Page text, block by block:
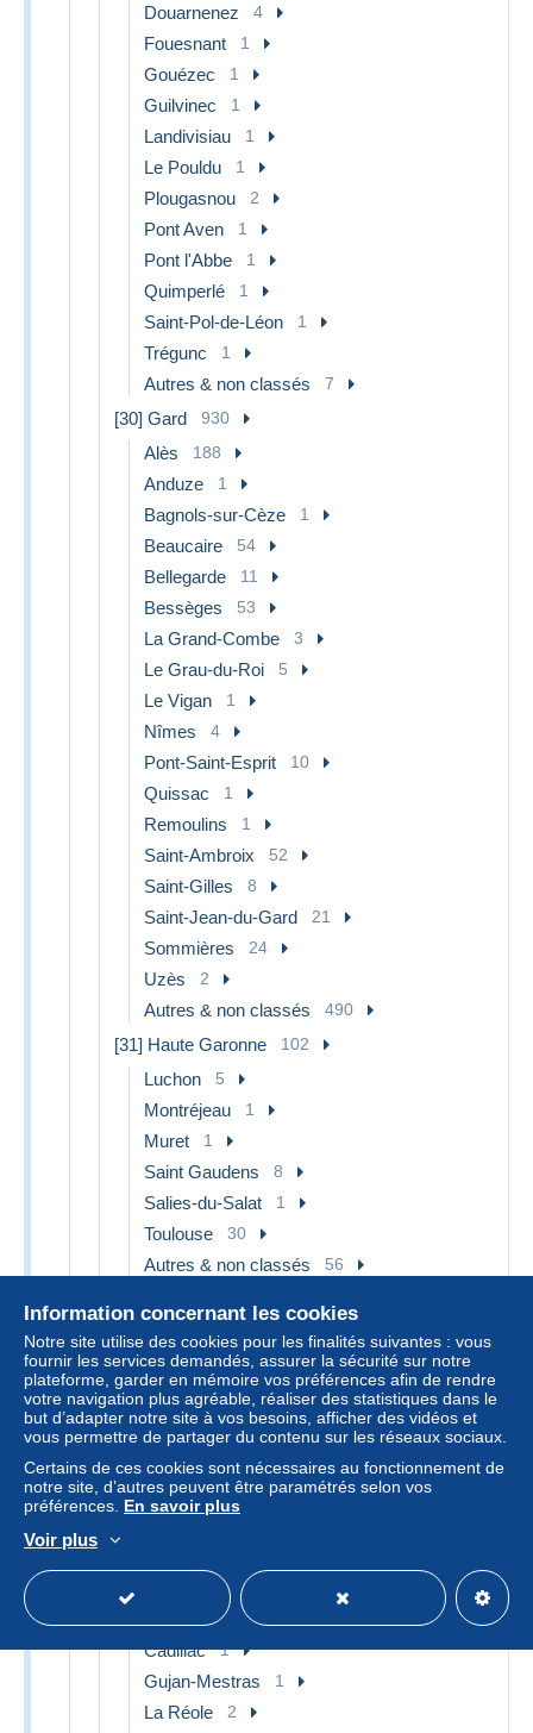
Douarnenez 4
Fouesnant 1
Gouézec 1
Guilvinec 1
Landivisiau 1
Le Pouldu 1
Plougasnou 2
Pont Aven 1
Pont l'Abbe 1
Quimperlé 1
Saint-Pol-de-Léon 1
Trégunc 1
Autres & non classés 7
[30] Gard 930
Alès 188
Anduze 1
Bagnols-sur-Cèze 1
Beaucaire 54
Bellegarde 11
Bessèges 53
La Grand-Combe 3
Le Grau-du-Roi 5
Le Vigan 1
Nîmes 4
Pont-Saint-Esprit 10
Quissac 1
Remoulins 1
Saint-Ambroix 52
Saint-Gilles 8
Saint-Jean-du-Gard 21
Sommières 24
Uzès 2
Autres & non classés 490
[31] Haute Garonne 102
Luchon 5
Montréjeau 1
Muret 1
Saint Gaudens 8
Salies-du-Salat 1
Toulouse 30
Autres & non classés 56
Auch
Castera 1
Riscle 1
Vic-Fezensac 1
Autres & non classés
[33] Gironde 107
Bordeaux 30
Cadillac 1
Gujan-Mestras 1
La Réole 2
Information concernant les cookies
Notre site utilise des cookies pour les finalités suivantes : vous
fournir les services demandés, assurer la sécurité sur notre
plateforme, garder en mémoire vos préférences afin de rendre
votre navigation plus agréable, réaliser des statistiques dans le
but d’adapter notre site à vos besoins, afficher des vidéos et
vous permettre de partager du contenu sur les réseaux sociaux.
Certains de ces cookies sont nécessaires au fonctionnement de
notre site, d’autres peuvent être paramétrés selon vos
préférences. En savoir plus
Voir plus